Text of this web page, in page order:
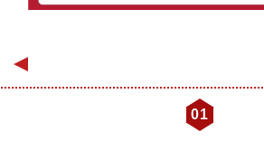
01